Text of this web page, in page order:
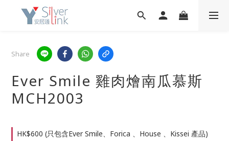
Share
Ever Smile 雞肉燴南瓜慕斯
MCH2003
HK$600 (只包含Ever Smile、Forica 、House 、Kissei 產品)